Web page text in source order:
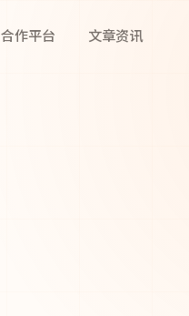
合作平台 文章资讯